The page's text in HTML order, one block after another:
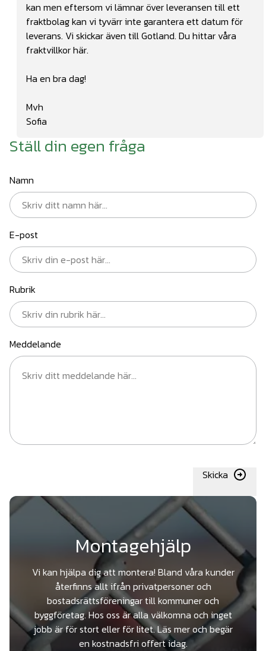
kan men eftersom vi lämnar över leveransen till ett
fraktbolag kan vi tyvärr inte garantera ett datum för
leverans. Vi skickar även till Gotland. Du hittar våra
fraktvillkorhär.
Ha en bra dag!
Mvh
Sofia
Ställ din egen fråga
Namn
E-post
Rubrik
Meddelande
Skicka
Montagehjälp
Vi kan hjälpa dig att montera! Bland våra kunder
återfinns allt ifrån privatpersoner och
bostadsrättsföreningar till kommuner och
byggföretag. Hos oss är alla välkomna och inget
jobb är för stort eller för litet. Läs mer och begär
en kostnadsfri offert idag.